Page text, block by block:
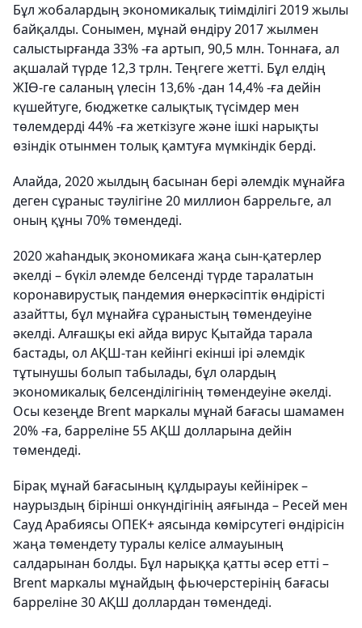
Бұл жобалардың экономикалық тиімділігі 2019 жылы
байқалды. Сонымен, мұнай өндіру 2017 жылмен
салыстырғанда 33% -ға артып, 90,5 млн. Тоннаға, ал
ақшалай түрде 12,3 трлн. Теңгеге жетті. Бұл елдің
ЖІӨ-ге саланың үлесін 13,6% -дан 14,4% -ға дейін
күшейтуге, бюджетке салықтық түсімдер мен
төлемдерді 44% -ға жеткізуге және ішкі нарықты
өзіндік отынмен толық қамтуға мүмкіндік берді.
Алайда, 2020 жылдың басынан бері әлемдік мұнайға
деген сұраныс тәулігіне 20 миллион баррельге, ал
оның құны 70% төмендеді.
2020 жаһандық экономикаға жаңа сын-қатерлер
әкелді – бүкіл әлемде белсенді түрде таралатын
коронавирустық пандемия өнеркәсіптік өндірісті
азайтты, бұл мұнайға сұраныстың төмендеуіне
әкелді. Алғашқы екі айда вирус Қытайда тарала
бастады, ол АҚШ-тан кейінгі екінші ірі әлемдік
тұтынушы болып табылады, бұл олардың
экономикалық белсенділігінің төмендеуіне әкелді.
Осы кезеңде Brent маркалы мұнай бағасы шамамен
20% -ға, барреліне 55 АҚШ долларына дейін
төмендеді.
Бірақ мұнай бағасының құлдырауы кейінірек –
наурыздың бірінші онкүндігінің аяғында – Ресей мен
Сауд Арабиясы ОПЕК+ аясында көмірсутегі өндірісін
жаңа төмендету туралы келісе алмауының
салдарынан болды. Бұл нарыққа қатты әсер етті –
Brent маркалы мұнайдың фьючерстерінің бағасы
барреліне 30 АҚШ доллардан төмендеді.